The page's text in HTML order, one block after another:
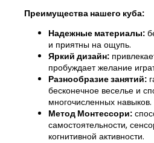
Преимущества нашего куба:
Надежные материалы:
и приятны на ощупь.
Яркий дизайн:
пробуждает желание
Разнообразие занятий:
бесконечное веселье и
многочисленных навыков.
Метод Монтессори:
самостоятельности,
когнитивной активности.